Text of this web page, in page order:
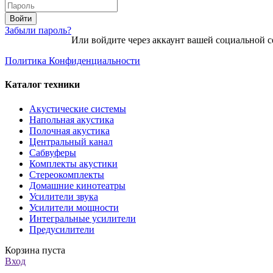
Войти
Забыли пароль?
Или войдите через аккаунт вашей социальной
Политика Конфиденциальности
Каталог техники
Акустические системы
Напольная акустика
Полочная акустика
Центральный канал
Сабвуферы
Комплекты акустики
Стереокомплекты
Домашние кинотеатры
Усилители звука
Усилители мощности
Интегральные усилители
Предусилители
Корзина пуста
Вход